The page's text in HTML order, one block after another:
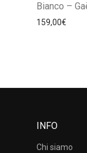
Bianco –
159,00€
INFO
Chi siamo